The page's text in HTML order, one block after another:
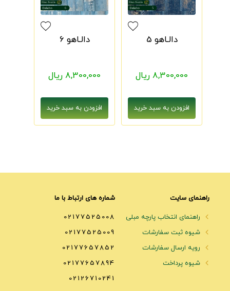
دالـاهو 5
8,300,000 ریال
دالـاهو 6
8,300,000 ریال
راهنمای سایت
راهنمای انتخاب پارچه مبلی
شیوه ثبت سفارشات
رویه ارسال سفارشات
شیوه پرداخت
شماره های ارتباط با ما
02177525008
02177525009
02177657852
02177657894
02126710241